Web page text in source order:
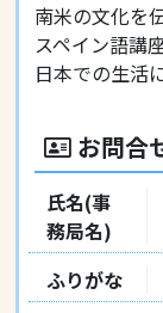
南米の文化を
スペイン語講
日本での生活
お問合
氏名(事
務局名)
ふりがな